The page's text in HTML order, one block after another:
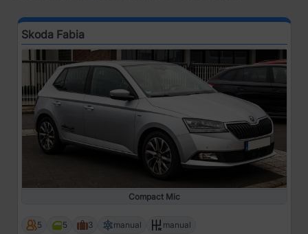
Skoda Fabia
Compact Mic
5 5 3 manual manual